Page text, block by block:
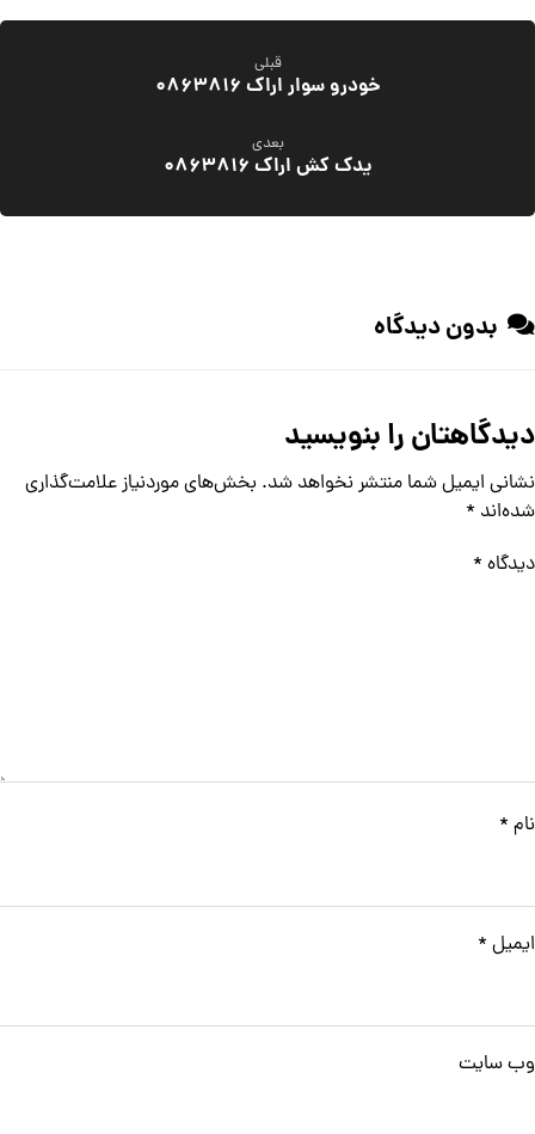
قبلی
خودرو سوار اراک 0863816
بعدی
یدک کش اراک 0863816
بدون دیدگاه
دیدگاهتان را بنویسید
نشانی ایمیل شما منتشر نخواهد شد. بخش‌های موردنیاز علامت‌گذاری
شده‌اند *
دیدگاه *
نام *
ایمیل *
وب‌ سایت